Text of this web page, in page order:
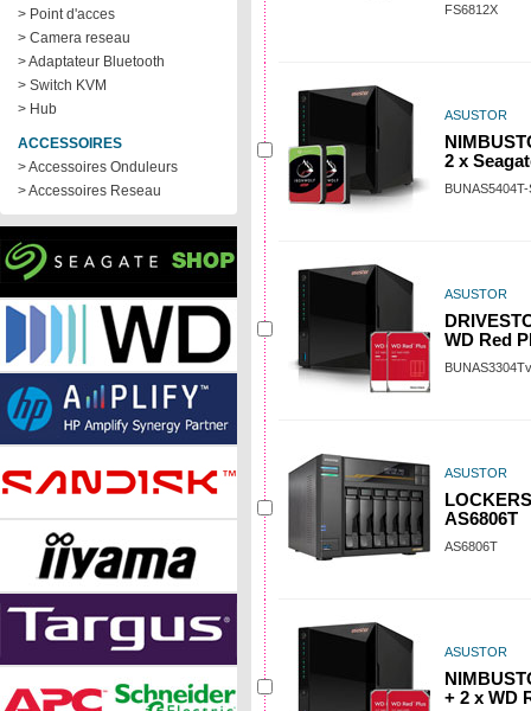
> Point d'acces
> Camera reseau
> Adaptateur Bluetooth
> Switch KVM
> Hub
ACCESSOIRES
> Accessoires Onduleurs
> Accessoires Reseau
FS6812X
ASUSTOR
2 x
ASUSTOR
WD Red
ASUSTOR
AS6806T
AS6806T
ASUSTOR
+ 2 x WD